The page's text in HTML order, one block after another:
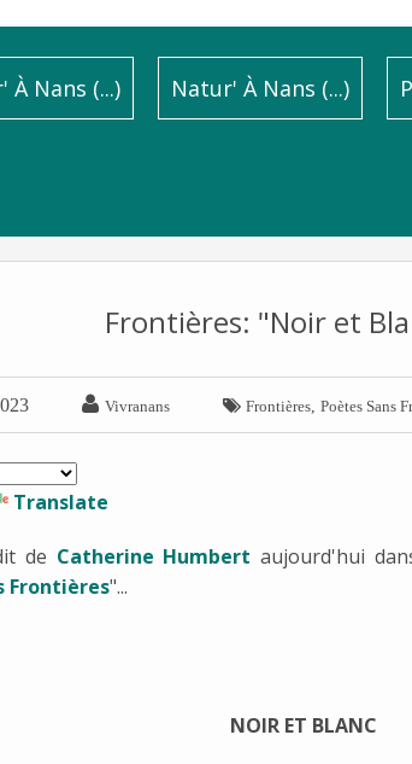
À Nans (...) Natur' À Nans (...)
Frontières: "Noir et
 Vivranans  Frontières, Poètes Sans
Translate
de Catherine Humbert aujourd'hui
Frontières"...
NOIR ET BLANC